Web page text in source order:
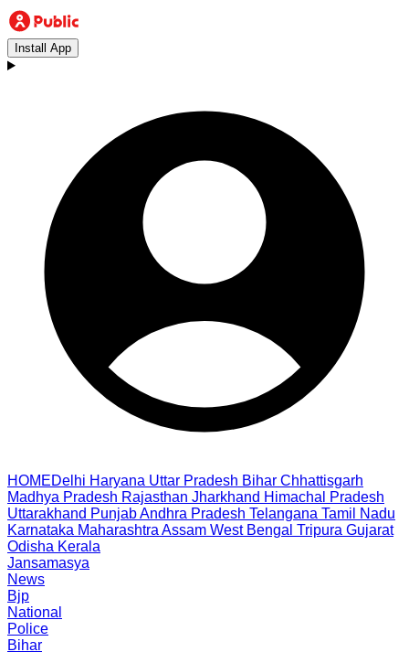
Install App
HOMEDelhi Haryana Uttar Pradesh Bihar Chhattisgarh
Madhya Pradesh Rajasthan Jharkhand Himachal Pradesh
Uttarakhand PunjabAndhra Pradesh Telangana Tamil Nadu
Karnataka Maharashtra Assam West Bengal Tripura Gujarat
Odisha Kerala
Jansamasya
News
Bjp
National
Police
Bihar